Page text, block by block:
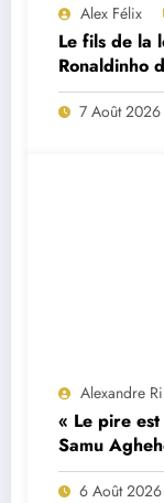
Alex Félix
Le fils de la
Ronaldinho
7 Août 2026
Alexandre
« Le pire
Samu
Porto ?
6 Août 2026